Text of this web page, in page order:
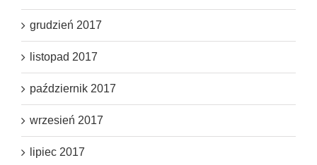
grudzień 2017
listopad 2017
październik 2017
wrzesień 2017
lipiec 2017